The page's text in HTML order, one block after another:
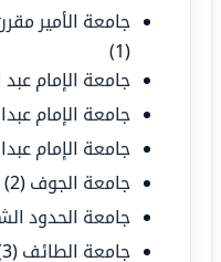
جامعة الأمير
(1)
جامعة الإمام
جامعة الإمام
جامعة الإمام
جامعة الجوف (2)
جامعة الحدود
جامعة الطائف (3)